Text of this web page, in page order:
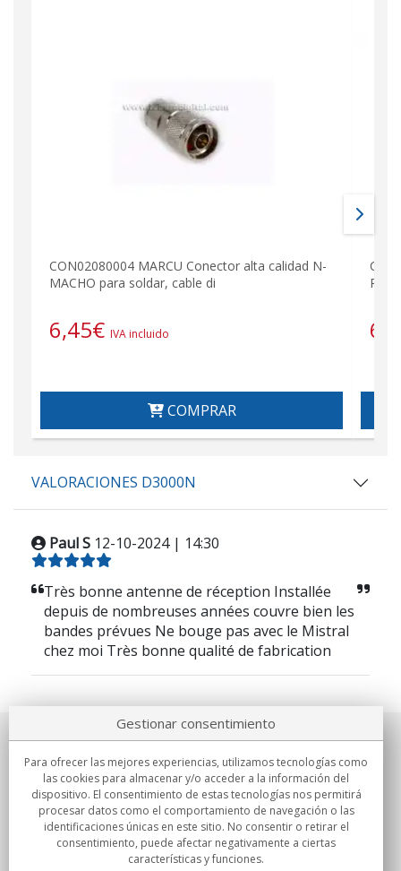
CON02080004 MARCU Conector alta calidad N-
MACHO para soldar, cable di
6,45€ IVA incluido
COMPRAR
RG-
VALORACIONES D3000N
Paul S 12-10-2024 | 14:30
Très bonne antenne de réception Installée
depuis de nombreuses années couvre bien les
bandes prévues Ne bouge pas avec le Mistral
chez moi Très bonne qualité de fabrication
Sobre nosotros
Compromisos
Compras
Gestionar consentimiento
Para ofrecer las mejores experiencias, utilizamos tecnologías como
las cookies para almacenar y/o acceder a la información del
dispositivo. El consentimiento de estas tecnologías nos permitirá
procesar datos como el comportamiento de navegación o las
identificaciones únicas en este sitio. No consentir o retirar el
consentimiento, puede afectar negativamente a ciertas
características y funciones.